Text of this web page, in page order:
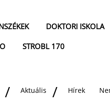
DOKTORI ISKOLA
STROBL 170
Aktuális Hírek